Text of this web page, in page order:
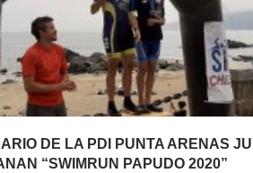
DE LA PDI PUNTA ARENAS
“SWIMRUN PAPUDO 2020”